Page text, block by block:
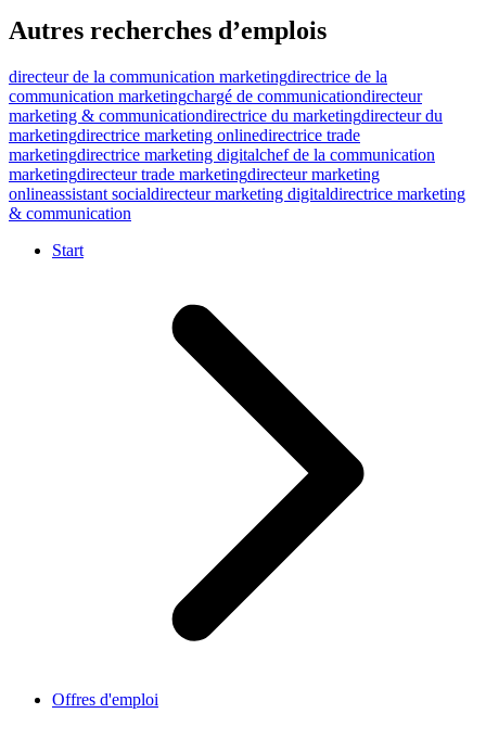
Autres recherches d’emplois
directeur de la communication marketingdirectrice de la
communication marketingchargé de communicationdirecteur
marketing & communicationdirectrice du marketingdirecteur du
marketingdirectrice marketing onlinedirectrice trade
marketingdirectrice marketing digitalchef de la communication
marketingdirecteur trade marketingdirecteur marketing
onlineassistant socialdirecteur marketing digitaldirectrice marketing
& communication
Start
Offres d'emploi